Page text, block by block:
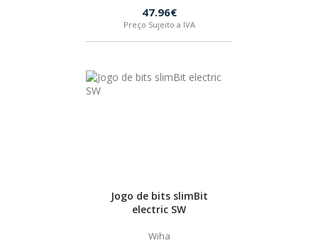
47.96€
Preço Sujeito a IVA
Jogo de bits slimBit
electric SW
Wiha